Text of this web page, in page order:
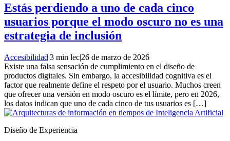
Estás perdiendo a uno de cada cinco
usuarios porque el modo oscuro no es una
estrategia de inclusión
Accesibilidad|3 min lec|26 de marzo de 2026
Existe una falsa sensación de cumplimiento en el diseño de
productos digitales. Sin embargo, la accesibilidad cognitiva es el
factor que realmente define el respeto por el usuario. Muchos creen
que ofrecer una versión en modo oscuro es el límite, pero en 2026,
los datos indican que uno de cada cinco de tus usuarios es […]
Diseño de Experiencia